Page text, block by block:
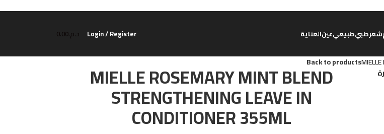
شعرطبيطبيعيعينالعناية Login / Register د.م.0.00
Back to products
MIELLE ROSEMARY MINT BLEND
STRENGTHENING LEAVE IN
CONDITIONER 355ML